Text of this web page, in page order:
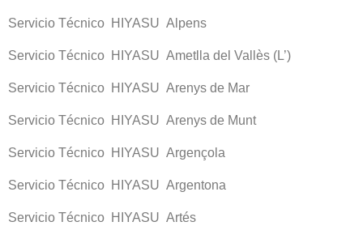
Servicio Técnico HIYASU Alpens
Servicio Técnico HIYASU Ametlla del Vallès (L’)
Servicio Técnico HIYASU Arenys de Mar
Servicio Técnico HIYASU Arenys de Munt
Servicio Técnico HIYASU Argençola
Servicio Técnico HIYASU Argentona
Servicio Técnico HIYASU Artés